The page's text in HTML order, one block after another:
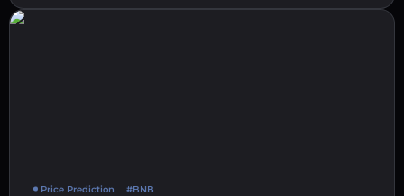
Price Prediction #BNB